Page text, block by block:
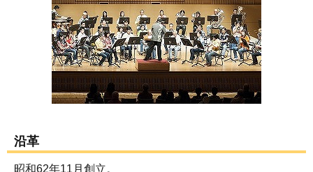
沿革
昭和62年11月創立。